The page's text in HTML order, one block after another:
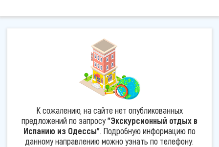
К сожалению, на сайте нет опубликованных
предложений по запросу"Экскурсионный отдых в
Испанию из Одессы". Подробную информацию по
данному направлению можно узнать по телефону: